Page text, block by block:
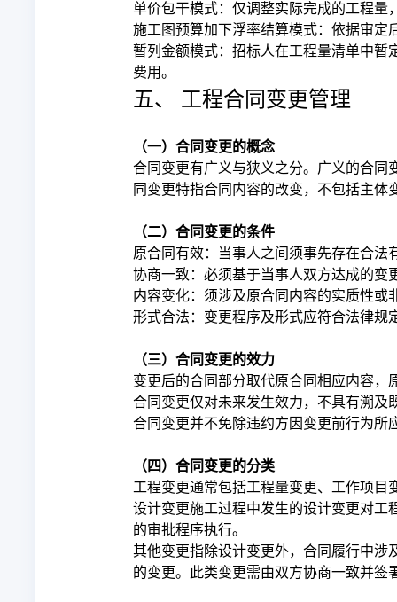
单价包干模式：仅调整实际完成的工程量
施工图预算加下浮率结算模式：依据审定
暂列金额模式：招标人在工程量清单中
费用。
五、 工程合同变更管理
（一）合同变更的概念
合同变更有广义与狭义之分。广义的合同
同变更特指合同内容的改变，不包括主
（二）合同变更的条件
原合同有效：当事人之间须事先存在合法
协商一致：必须基于当事人双方达成的变
内容变化：须涉及原合同内容的实质性或
形式合法：变更程序及形式应符合法律规
（三）合同变更的效力
变更后的合同部分取代原合同相应内容
合同变更仅对未来发生效力，不具有溯及
合同变更并不免除违约方因变更前行为所
（四）合同变更的分类
工程变更通常包括工程量变更、工作项
设计变更施工过程中发生的设计变更对工
的审批程序执行。
其他变更指除设计变更外，合同履行中涉
的变更。此类变更需由双方协商一致并签